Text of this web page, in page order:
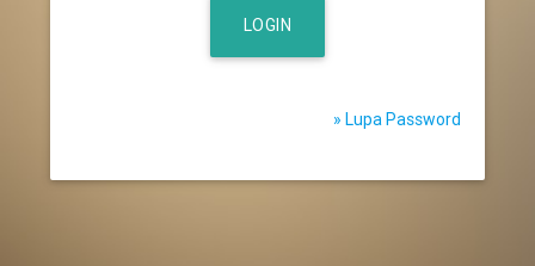
LOGIN
» Lupa Password